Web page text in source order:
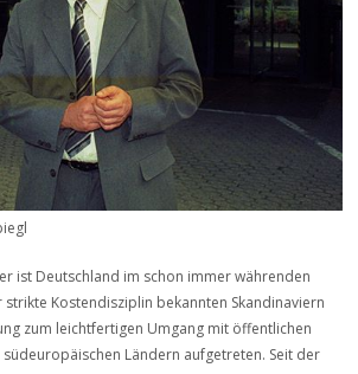
ist Deutschland im schon immer währenden
strikte Kostendisziplin bekannten Skandinaviern
zum leichtfertigen Umgang mit öffentlichen
Ländern aufgetreten. Seit der